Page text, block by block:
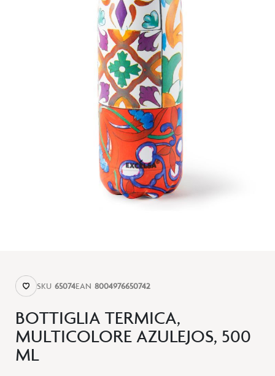
BOTTIGLIA TERMICA,
MULTICOLORE AZULEJOS, 500
ML
SKU 65074EAN 8004976650742